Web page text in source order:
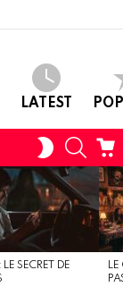
LATEST
SWITCH
SKIN
SECRET DE
LE